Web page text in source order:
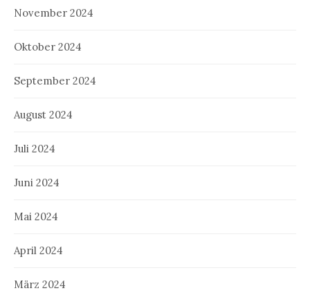
November 2024
Oktober 2024
September 2024
August 2024
Juli 2024
Juni 2024
Mai 2024
April 2024
März 2024